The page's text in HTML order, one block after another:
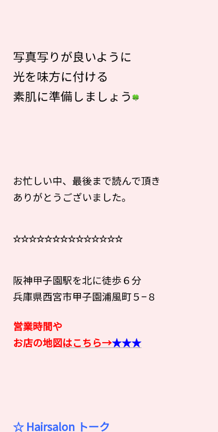
写真写りが良いように
光を味方に付ける
素肌に準備しましょう
お忙しい中、最後まで読んで頂き
ありがとうございました。
☆☆☆☆☆☆☆☆☆☆☆☆☆☆
阪神甲子園駅を北に徒歩６分
兵庫県西宮市甲子園浦風町５−８
営業時間や
お店の地図はこちら→★★★
☆ Hairsalon トーク